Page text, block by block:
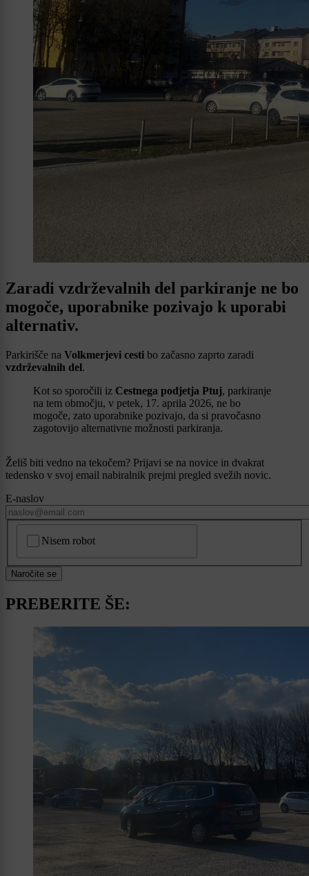
Zaradi vzdrževalnih del parkiranje ne bo
mogoče, uporabnike pozivajo k uporabi
alternativ.
Parkirišče na Volkmerjevi cesti bo začasno zaprto zaradi
vzdrževalnih del.
Kot so sporočili iz Cestnega podjetja Ptuj, parkiranje
na tem območju, v petek, 17. aprila 2026, ne bo
mogoče, zato uporabnike pozivajo, da si pravočasno
zagotovijo alternativne možnosti parkiranja.
Želiš biti vedno na tekočem? Prijavi se na novice in dvakrat
tedensko v svoj email nabiralnik prejmi pregled svežih novic.
E-naslov
Nisem robot
Naročite se
PREBERITE ŠE: